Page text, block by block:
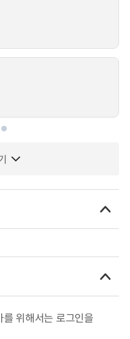
위해서는 로그인을